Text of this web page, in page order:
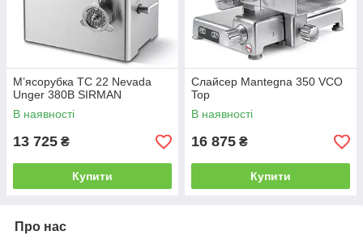
М’ясорубка TC 22 Nevada
Unger 380В SIRMAN
В наявності
13 725 ₴
Купити
Слайсер Mantegna 350 VCO
Top
В наявності
16 875 ₴
Купити
Про нас